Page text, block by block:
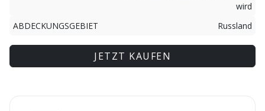
wird
ABDECKUNGSGEBIET
Russland
JETZT KAUFEN